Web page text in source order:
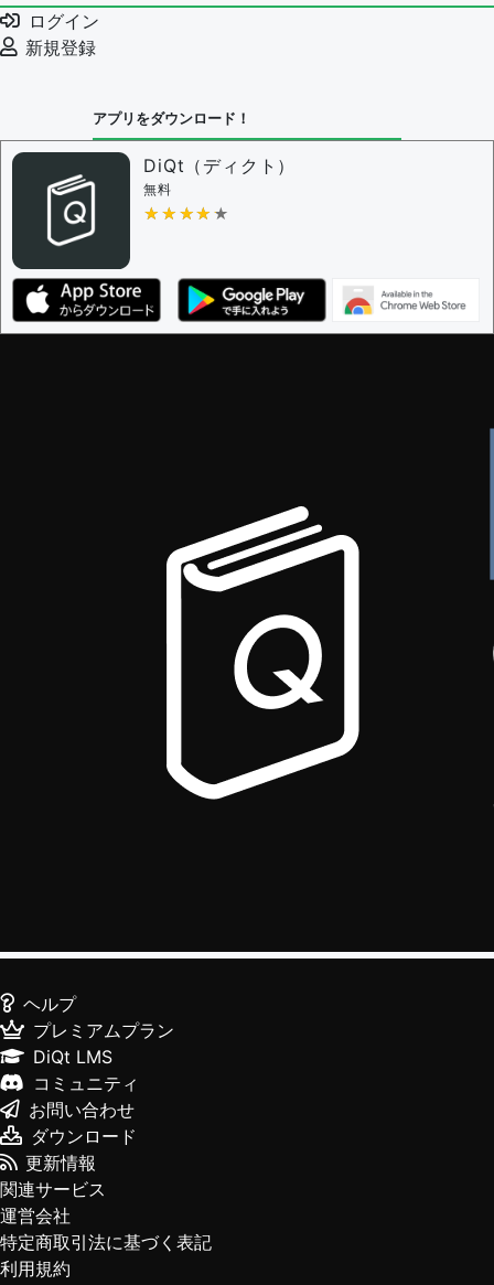
ログイン
新規登録
アプリをダウンロード！
DiQt（ディクト）
無料
★★★★★
★★★★★
ヘルプ
プレミアムプラン
DiQt LMS
コミュニティ
お問い合わせ
ダウンロード
更新情報
関連サービス
運営会社
特定商取引法に基づく表記
利用規約